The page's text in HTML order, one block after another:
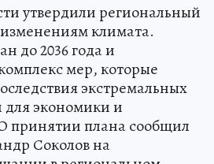
утвердили региональный
климата.
до 2036 года и
мер, которые
экстремальных
экономики и
принятии плана сообщил
Соколов на